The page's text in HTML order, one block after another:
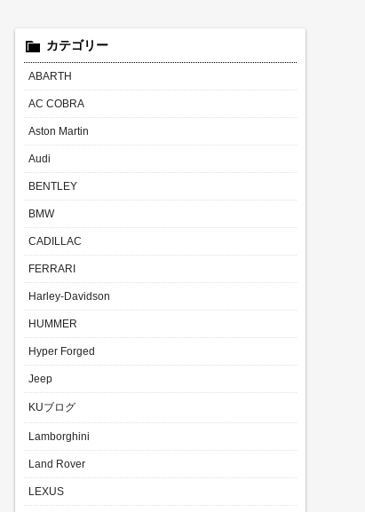
カテゴリー
ABARTH
AC COBRA
Aston Martin
Audi
BENTLEY
BMW
CADILLAC
FERRARI
Harley-Davidson
HUMMER
Hyper Forged
Jeep
KUブログ
Lamborghini
Land Rover
LEXUS